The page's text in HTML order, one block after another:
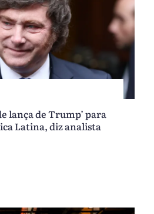
lança de Trump’ para
Latina, diz analista